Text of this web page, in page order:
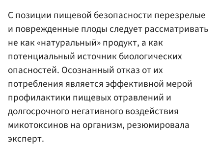
С позиции пищевой безопасности перезрелые
и поврежденные плоды следует рассматривать
не как «натуральный» продукт, а как
потенциальный источник биологических
опасностей. Осознанный отказ от их
потребления является эффективной мерой
профилактики пищевых отравлений и
долгосрочного негативного воздействия
микотоксинов на организм, резюмировала
эксперт.